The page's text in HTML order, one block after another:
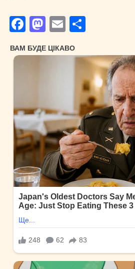
Facebook
Mastodon
Email